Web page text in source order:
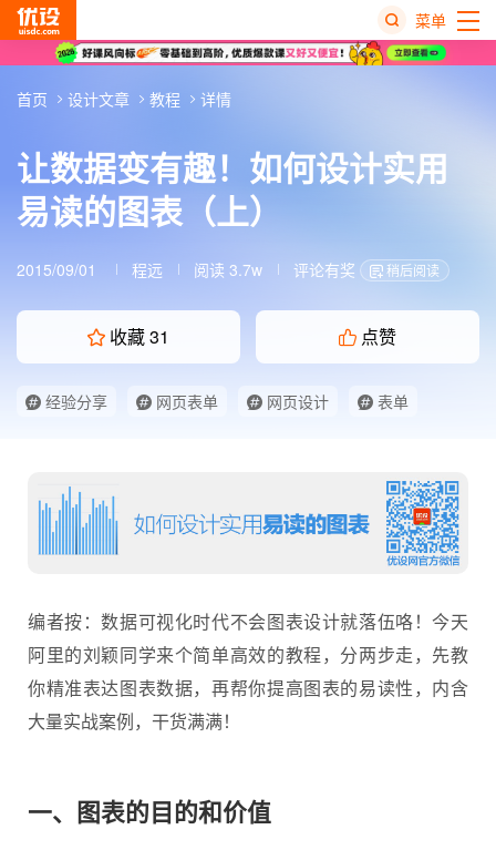
菜单
让数据变有趣！如何设计实用
易读的图表（上）
2015/09/01 程远 阅读 3.7w 评论有奖 稍后阅读
收藏31 点赞
经验分享 网页表单 网页设计
表单
首页 设计文章 教程 详情
编者按：数据可视化时代不会图表设计就落伍咯！今天
阿里的刘颖同学来个简单高效的教程，分两步走，先教
你精准表达图表数据，再帮你提高图表的易读性，内含
大量实战案例，干货满满！
一、图表的目的和价值